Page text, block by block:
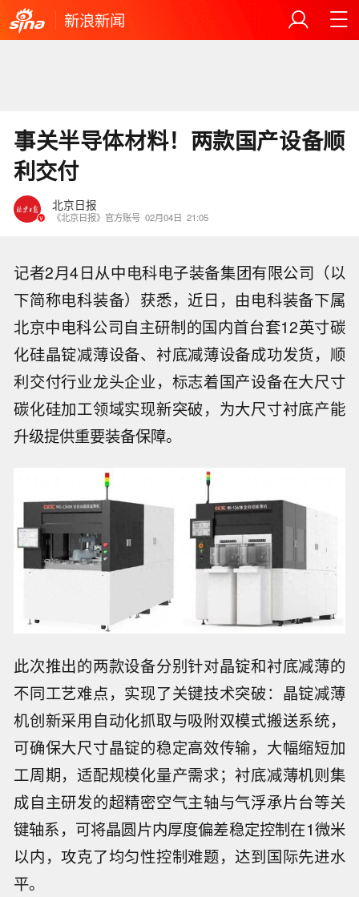
新浪新闻
事关半导体材料！两款国产设备顺
利交付
北京日报
《北京日报》官方账号 02月04日 21:05
记者2月4日从中电科电子装备集团有限公司（以
下简称电科装备）获悉，近日，由电科装备下属
北京中电科公司自主研制的国内首台套12英寸碳
化硅晶锭减薄设备、衬底减薄设备成功发货，顺
利交付行业龙头企业，标志着国产设备在大尺寸
碳化硅加工领域实现新突破，为大尺寸衬底产能
升级提供重要装备保障。
此次推出的两款设备分别针对晶锭和衬底减薄的
不同工艺难点，实现了关键技术突破：晶锭减薄
机创新采用自动化抓取与吸附双模式搬送系统，
可确保大尺寸晶锭的稳定高效传输，大幅缩短加
工周期，适配规模化量产需求；衬底减薄机则集
成自主研发的超精密空气主轴与气浮承片台等关
键轴系，可将晶圆片内厚度偏差稳定控制在1微米
以内，攻克了均匀性控制难题，达到国际先进水
平。